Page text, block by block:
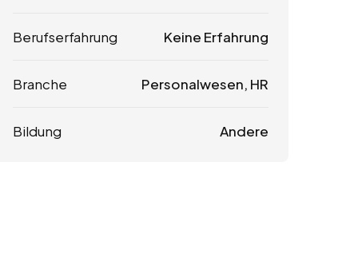
Berufserfahrung Keine Erfahrung
Branche Personalwesen, HR
Bildung Andere